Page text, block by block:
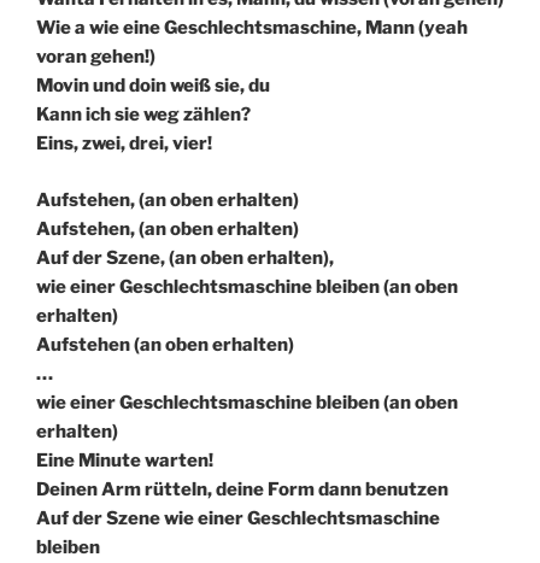
Wie a wie eine Geschlechtsmaschine, Mann (yeah
voran gehen!)
Movin und doin weiß sie, du
Kann ich sie weg zählen?
Eins, zwei, drei, vier!
Aufstehen, (an oben erhalten)
Aufstehen, (an oben erhalten)
Auf der Szene, (an oben erhalten),
wie einer Geschlechtsmaschine bleiben (an oben
erhalten)
Aufstehen (an oben erhalten)
…
wie einer Geschlechtsmaschine bleiben (an oben
erhalten)
Eine Minute warten!
Deinen Arm rütteln, deine Form dann benutzen
Auf der Szene wie einer Geschlechtsmaschine
bleiben